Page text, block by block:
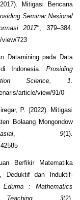
Mitigasi Bencana
Seminar Nasional
2017", 379–384.
view/723
Datamining pada Data
Indonesia. Prosiding
Science,1.
article/view/91/0
P. (2022). Mitigasi
Bolaang Mongondow
,9(1).
Berfikir Matematika
Deduktif dan Induktif-
Eduma
: Mathematics
3(2).